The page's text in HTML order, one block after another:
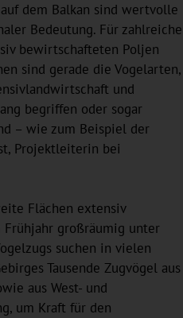
dem Balkan sind wertvolle
Bedeutung. Für zahlreiche
bewirtschafteten Poljen
sind gerade die Vogelarten,
und
begriffen oder sogar
– wie zum Beispiel der
Projektleiterin bei
Flächen extensiv
großräumig unter
suchen in vielen
Tausende Zugvögel aus
aus West- und
um Kraft für den